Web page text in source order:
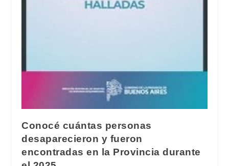
Conocé cuántas personas
desaparecieron y fueron
encontradas en la Provincia durante